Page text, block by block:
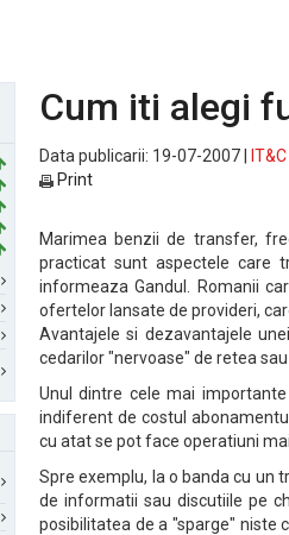
Cum iti alegi
Data publicarii: 19-07-2007 |
IT&C
Print
Marimea benzii de transfer,
practicat sunt aspectele care
informeaza Gandul. Romanii
ofertelor lansate de provideri,
Avantajele si dezavantajele
cedarilor "nervoase" de retea
Unul dintre cele mai
indiferent de costul
cu atat se pot face operatiuni
Spre exemplu, la o banda cu un
de informatii sau discutiile pe
posibilitatea de a "sparge" niste